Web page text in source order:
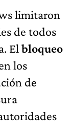
limitaron
de todos
El bloqueo
los
de